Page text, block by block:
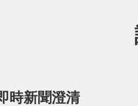
時新聞澄清